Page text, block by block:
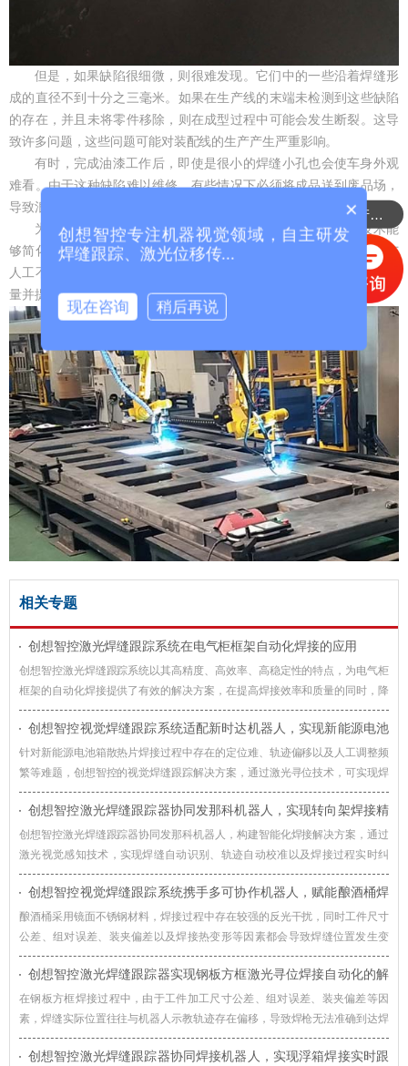
但是，如果缺陷很细微，则很难发现。它们中的一些沿着焊缝形
成的直径不到十分之三毫米。如果在生产线的末端未检测到这些缺陷
的存在，并且未将零件移除，则在成型过程中可能会发生断裂。这导
致许多问题，这些问题可能对装配线的生产产生严重影响。
有时，完成油漆工作后，即使是很小的焊缝小孔也会使车身外观
难看。由于这种缺陷难以维修，有些情况下必须将成品送到废品场，
导致浪费。
为了解决这些问题，必须考虑引入激光焊缝跟踪技术。该技术能
够简化焊接机器人编程并提高操作员通常执行的某些任务的效率。与
人工不同，激光焊缝跟踪系统不受疲劳影响，可以连续运行以确保质
量并提高生产率。
相关专题
创想智控激光焊缝跟踪系统在电气柜框架自动化焊接的应用
创想智控激光焊缝跟踪系统以其高精度、高效率、高稳定性的特点，为电气柜
框架的自动化焊接提供了有效的解决方案，在提高焊接效率和质量的同时，降
低了生产成本，提升了企业的竞争力。
创想智控视觉焊缝跟踪系统适配新时达机器人，实现新能源电池
箱散热片焊接智能化升级
针对新能源电池箱散热片焊接过程中存在的定位难、轨迹偏移以及人工调整频
繁等难题，创想智控的视觉焊缝跟踪解决方案，通过激光寻位技术，可实现焊
接过程智能化升级。
创想智控激光焊缝跟踪器协同发那科机器人，实现转向架焊接精
准自动化
创想智控激光焊缝跟踪器协同发那科机器人，构建智能化焊接解决方案，通过
激光视觉感知技术，实现焊缝自动识别、轨迹自动校准以及焊接过程实时纠
偏，提升机器人焊接系统对车辆转向架适应能力。
创想智控视觉焊缝跟踪系统携手多可协作机器人，赋能酿酒桶焊
接智能化升级
酿酒桶采用镜面不锈钢材料，焊接过程中存在较强的反光干扰，同时工件尺寸
公差、组对误差、装夹偏差以及焊接热变形等因素都会导致焊缝位置发生变
化，创想智控视觉焊缝跟踪系统通过实时视觉检测与智能轨迹修正技术，赋能
酿酒桶焊接智能化升级。
创想智控激光焊缝跟踪器实现钢板方框激光寻位焊接自动化的解
决方案
在钢板方框焊接过程中，由于工件加工尺寸公差、组对误差、装夹偏差等因
素，焊缝实际位置往往与机器人示教轨迹存在偏移，导致焊枪无法准确到达焊
接起始位置，影响焊接质量和生产效率。对此，创想智控激光焊缝跟踪器可协
同各类焊接机器人实现更加高效、稳定的自动化焊接。
创想智控激光焊缝跟踪器协同焊接机器人，实现浮箱焊接实时跟
可以介绍下你们的产品么？
×
创想智控专注机器视觉领域，自主研发
焊缝跟踪、激光位移传...
现在咨询 稍后再说